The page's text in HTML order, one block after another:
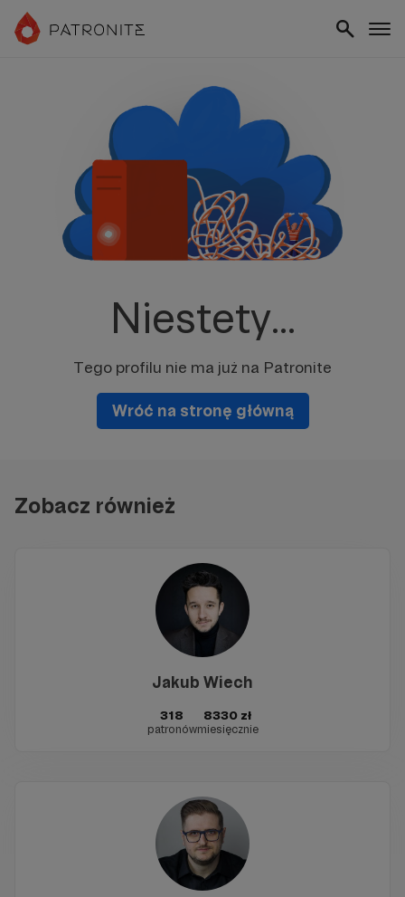
Niestety...
Tego profilu nie ma już na Patronite
Wróć na stronę główną
Zobacz również
Jakub Wiech
318
patronów
8330 zł
miesięcznie